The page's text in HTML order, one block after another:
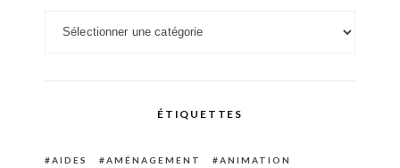
ÉTIQUETTES
AIDES AMÉNAGEMENT
ANIMATION